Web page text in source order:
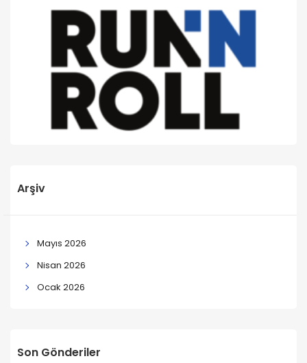
Arşiv
Mayıs 2026
Nisan 2026
Ocak 2026
Son Gönderiler